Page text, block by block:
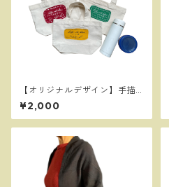
【オリジナルデザイン】手描
きタグ＆デザイン トートBA
G（小）
¥2,000